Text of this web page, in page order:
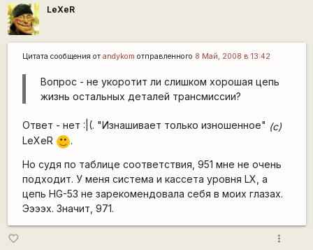
LeXeR
Цитата сообщения от andykom отправленного 8 Май, 2008 в 13:42
Вопрос - не укоротит ли слишком хорошая цепь
жизнь остальных деталей трансмиссии?
Ответ - нет :|(. "Изнашивает только изношенное" (c)
LeXeR
:) .
Но судя по таблице соответствия, 951 мне не очень
подходит. У меня система и кассета уровня LX, а
цепь HG-53 не зарекомендовала себя в моих глазах.
Ээээх. Значит, 971.
favorite_border more_vert